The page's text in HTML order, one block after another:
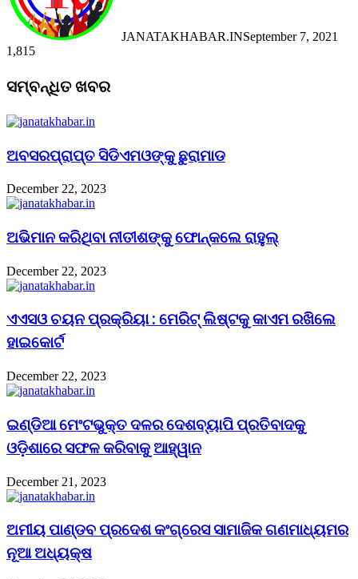
JANATAKHABAR.INSeptember 7, 2021
1,815
ସମ୍ବନ୍ଧିତ ଖବର
ଅବସରପ୍ରାପ୍ତ ସିଡିଏମଓଙ୍କୁ ଛୁରାମାଡ
December 22, 2023
ଅଭିମାନ କରିଥିବା ନୀତୀଶଙ୍କୁ ଫୋନ୍‌କଲେ ରାହୁଲ୍‌
December 22, 2023
ଏଏସଓ ଚୟନ ପ୍ରକ୍ରିୟା : ମେରିଟ୍ ଲିଷ୍ଟକୁ କାଏମ ରଖିଲେ
ହାଇକୋର୍ଟ
December 22, 2023
ଇଣ୍ଡିଆ ମେଂଟଭୁକ୍ତ ଦଳର ଦେଶବ୍ୟାପି ପ୍ରତିବାଦକୁ
ଓଡ଼ିଶାରେ ସଫଳ କରିବାକୁ ଆହ୍ୱାନ
December 21, 2023
ଅମୀୟ ପାଣ୍ଡବ ପ୍ରଦେଶ କଂଗ୍ରେସ ସାମାଜିକ ଗଣମାଧ୍ୟମର
ନୂଆ ଅଧ୍ୟକ୍ଷ